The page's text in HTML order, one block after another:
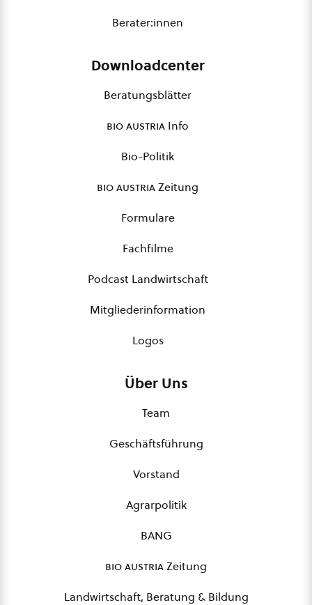
Berater:innen
Downloadcenter
Beratungsblätter
bio austria Info
Bio-Politik
bio austriaZeitung
Formulare
Fachfilme
Podcast Landwirtschaft
Mitgliederinformation
Logos
Über Uns
Team
Geschäftsführung
Vorstand
Agrarpolitik
BANG
bio austriaZeitung
Landwirtschaft, Beratung & Bildung